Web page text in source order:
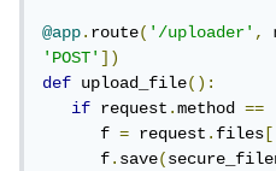
@app.route('/uploader',
'POST'])
def upload_file():
if request.method ==
      f
= request.files
      f
.save(